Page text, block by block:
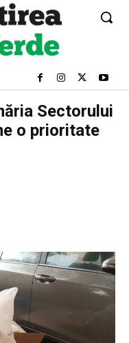
Sectorului
o prioritate